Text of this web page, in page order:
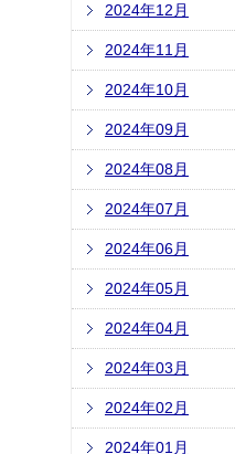
2024年12月
2024年11月
2024年10月
2024年09月
2024年08月
2024年07月
2024年06月
2024年05月
2024年04月
2024年03月
2024年02月
2024年01月